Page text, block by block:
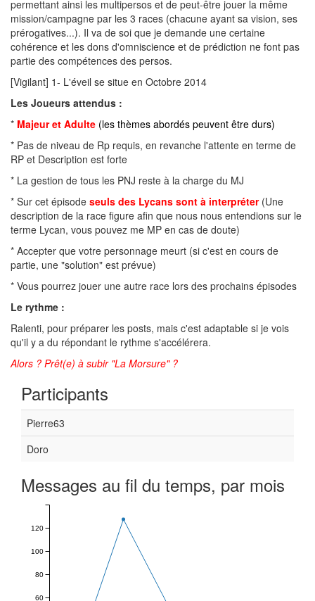
permettant ainsi les multipersos et de peut-être jouer la même
mission/campagne par les 3 races (chacune ayant sa vision, ses
prérogatives...). Il va de soi que je demande une certaine
cohérence et les dons d'omniscience et de prédiction ne font pas
partie des compétences des persos.
[Vigilant] 1- L'éveil se situe en Octobre 2014
Les Joueurs attendus :
* Majeur et Adulte (les thèmes abordés peuvent être durs)
* Pas de niveau de Rp requis, en revanche l'attente en terme de
RP et Description est forte
* La gestion de tous les PNJ reste à la charge du MJ
* Sur cet épisode seuls des Lycans sont à interpréter(Une
description de la race figure afin que nous nous entendions sur le
terme Lycan, vous pouvez me MP en cas de doute)
* Accepter que votre personnage meurt (si c'est en cours de
partie, une "solution" est prévue)
* Vous pourrez jouer une autre race lors des prochains épisodes
Le rythme :
Ralenti, pour préparer les posts, mais c'est adaptable si je vois
qu'il y a du répondant le rythme s'accélérera.
Alors ? Prêt(e) à subir "La Morsure" ?
Participants
Pierre63
Doro
Messages au fil du temps, par mois
60
80
100
120